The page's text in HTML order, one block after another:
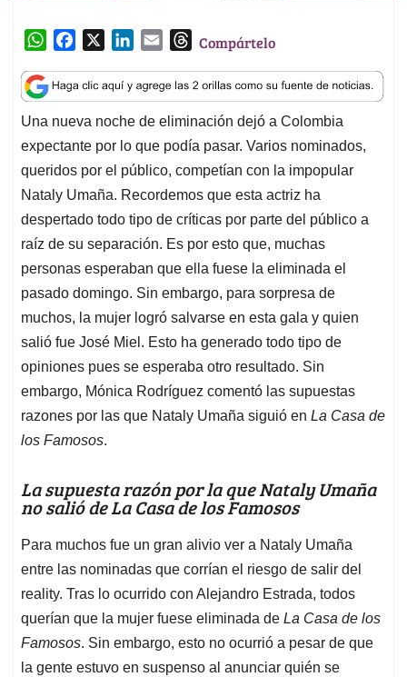
W
a
t
s
A
p
p
c
e
b
o
o
k
n
k
e
d
I
n
a
i
l
T
r
e
a
d
s
Compártelo
Una nueva noche de eliminación dejó a Colombia
expectante por lo que podía pasar. Varios nominados,
queridos por el público, competían con la impopular
Nataly Umaña. Recordemos que esta actriz ha
despertado todo tipo de críticas por parte del público a
raíz de su separación. Es por esto que, muchas
personas esperaban que ella fuese la eliminada el
pasado domingo. Sin embargo, para sorpresa de
muchos, la mujer logró salvarse en esta gala y quien
salió fue José Miel. Esto ha generado todo tipo de
opiniones pues se esperaba otro resultado. Sin
embargo, Mónica Rodríguez comentó las supuestas
razones por las que Nataly Umaña siguió en La Casa de
los Famosos.
La supuesta razón por la que Nataly Umaña
no salió de La Casa de los Famosos
Para muchos fue un gran alivio ver a Nataly Umaña
entre las nominadas que corrían el riesgo de salir del
reality. Tras lo ocurrido con Alejandro Estrada, todos
querían que la mujer fuese eliminada de La Casa de los
Famosos. Sin embargo, esto no ocurrió a pesar de que
la gente estuvo en suspenso al anunciar quién se